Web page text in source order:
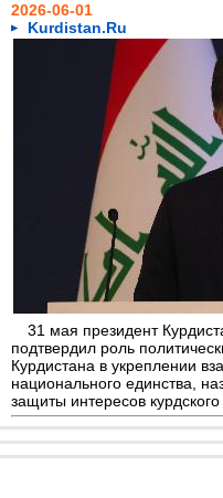
2026-06-01
Kurdistan.Ru
31 мая президент
подтвердил роль
Курдистана в укреплении
национального единства,
защиты интересов курдского